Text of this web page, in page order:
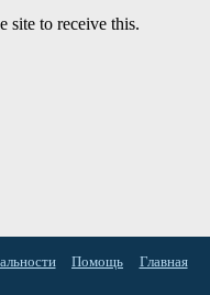
site to receive this.
Помощь Главная